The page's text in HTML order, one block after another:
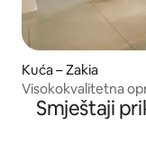
Kuća – Zakia
Visokokvalitetna
Smještaji